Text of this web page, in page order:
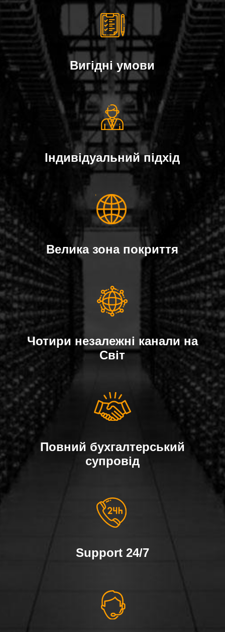
Вигідні умови
Індивідуальний підхід
Велика зона покриття
Чотири незалежні канали на
Світ
Повний бухгалтерський
супровід
Support 24/7